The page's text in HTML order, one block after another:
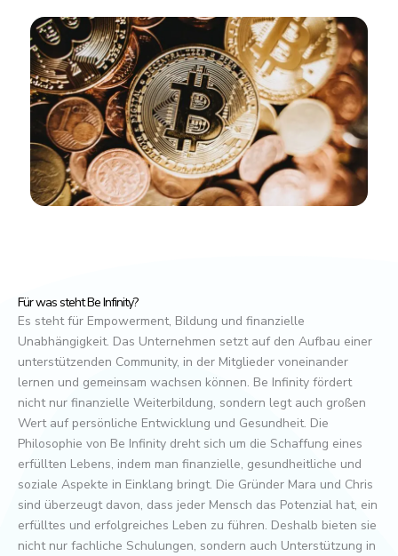
Für was steht Be Infinity?
Es steht für Empowerment, Bildung und finanzielle
Unabhängigkeit. Das Unternehmen setzt auf den Aufbau einer
unterstützenden Community, in der Mitglieder voneinander
lernen und gemeinsam wachsen können. Be Infinity fördert
nicht nur finanzielle Weiterbildung, sondern legt auch großen
Wert auf persönliche Entwicklung und Gesundheit. Die
Philosophie von Be Infinity dreht sich um die Schaffung eines
erfüllten Lebens, indem man finanzielle, gesundheitliche und
soziale Aspekte in Einklang bringt. Die Gründer Mara und Chris
sind überzeugt davon, dass jeder Mensch das Potenzial hat, ein
erfülltes und erfolgreiches Leben zu führen. Deshalb bieten sie
nicht nur fachliche Schulungen, sondern auch Unterstützung in